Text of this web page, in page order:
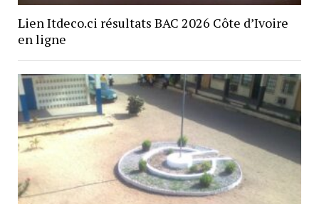
Lien Itdeco.ci résultats BAC 2026 Côte d’Ivoire
en ligne